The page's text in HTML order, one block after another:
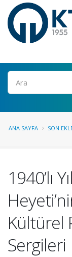
Ara
ANA SAYFA SON
1940’lı
Kültürel
Sergileri